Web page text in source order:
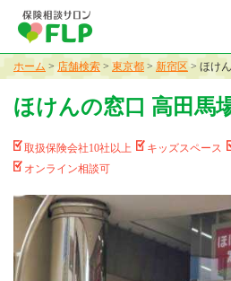
ホーム > 店舗検索 > 東京都 > 新宿区 > ほけ
ほけんの窓口 高田馬
取扱保険会社10社以上 キッズスペース
オンライン相談可